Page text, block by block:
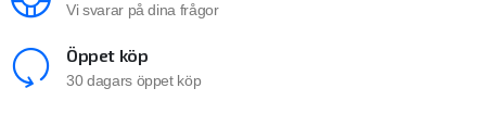
Vi svarar på dina frågor
Öppet köp
30 dagars öppet köp